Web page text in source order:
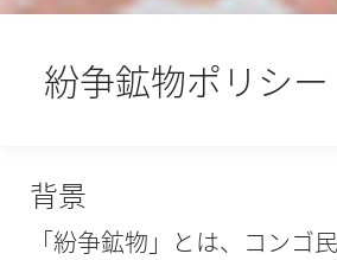
紛争鉱物ポリシー
背景
「紛争鉱物」とは、コンゴ